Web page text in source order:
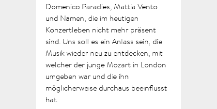
Domenico Paradies, Mattia Vento
und Namen, die im heutigen
Konzertleben nicht mehr präsent
sind. Uns soll es ein Anlass sein, die
Musik wieder neu zu entdecken, mit
welcher der junge Mozart in London
umgeben war und die ihn
möglicherweise durchaus beeinflusst
hat.